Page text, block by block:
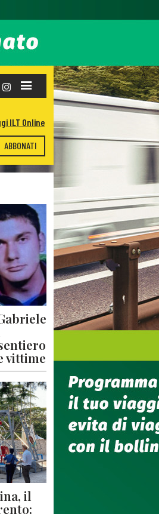
ABBONATI
ILT Online
vittime
il